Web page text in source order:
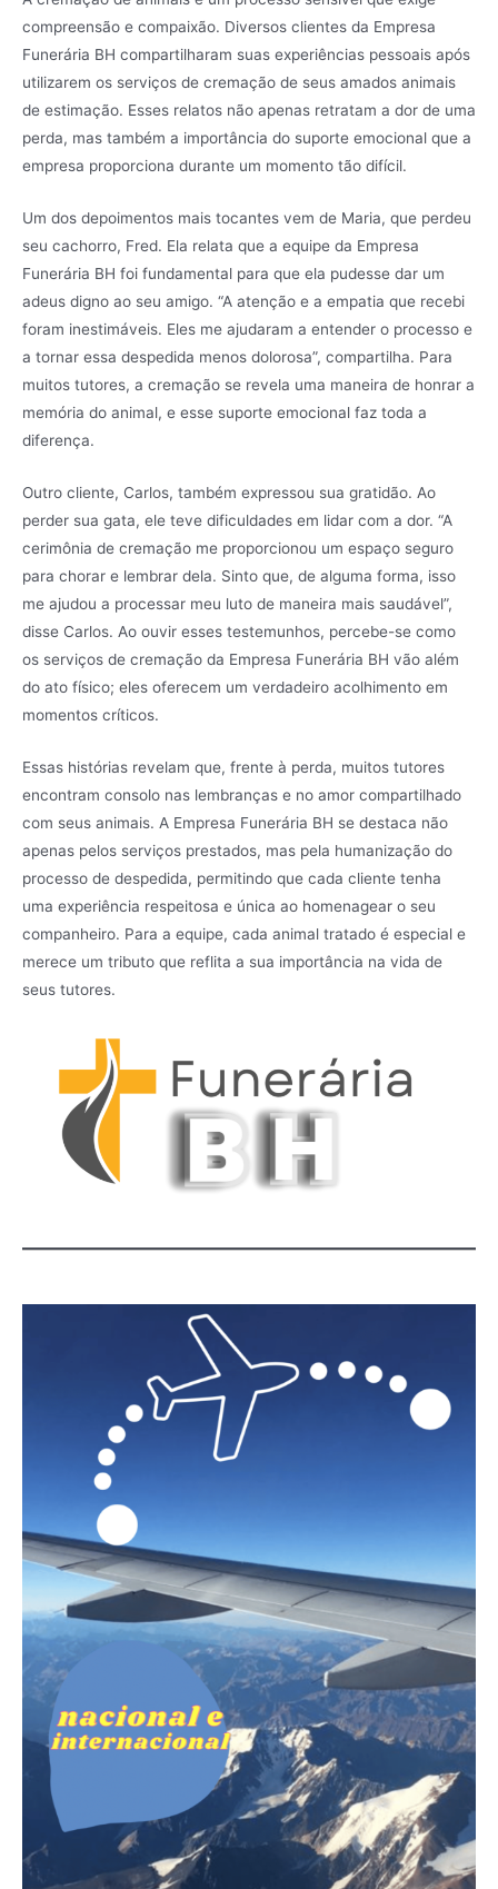
compreensão e compaixão. Diversos clientes da Empresa
Funerária BH compartilharam suas experiências pessoais após
utilizarem os serviços de cremação de seus amados animais
de estimação. Esses relatos não apenas retratam a dor de uma
perda, mas também a importância do suporte emocional que a
empresa proporciona durante um momento tão difícil.
Um dos depoimentos mais tocantes vem de Maria, que perdeu
seu cachorro, Fred. Ela relata que a equipe da Empresa
Funerária BH foi fundamental para que ela pudesse dar um
adeus digno ao seu amigo. “A atenção e a empatia que recebi
foram inestimáveis. Eles me ajudaram a entender o processo e
a tornar essa despedida menos dolorosa”, compartilha. Para
muitos tutores, a cremação se revela uma maneira de honrar a
memória do animal, e esse suporte emocional faz toda a
diferença.
Outro cliente, Carlos, também expressou sua gratidão. Ao
perder sua gata, ele teve dificuldades em lidar com a dor. “A
cerimônia de cremação me proporcionou um espaço seguro
para chorar e lembrar dela. Sinto que, de alguma forma, isso
me ajudou a processar meu luto de maneira mais saudável”,
disse Carlos. Ao ouvir esses testemunhos, percebe-se como
os serviços de cremação da Empresa Funerária BH vão além
do ato físico; eles oferecem um verdadeiro acolhimento em
momentos críticos.
Essas histórias revelam que, frente à perda, muitos tutores
encontram consolo nas lembranças e no amor compartilhado
com seus animais. A Empresa Funerária BH se destaca não
apenas pelos serviços prestados, mas pela humanização do
processo de despedida, permitindo que cada cliente tenha
uma experiência respeitosa e única ao homenagear o seu
companheiro. Para a equipe, cada animal tratado é especial e
merece um tributo que reflita a sua importância na vida de
seus tutores.